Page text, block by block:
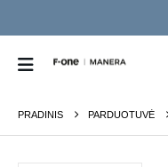
PRADINIS PARDUOTUVĖ